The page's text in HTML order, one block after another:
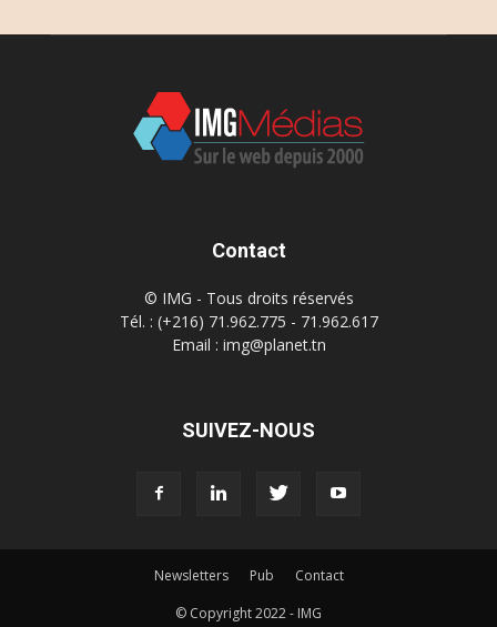
Contact
© IMG - Tous droits réservés
Tél. : (+216) 71.962.775 - 71.962.617
Email : img@planet.tn
SUIVEZ-NOUS
Newsletters Pub
Contact
© Copyright 2022 - IMG